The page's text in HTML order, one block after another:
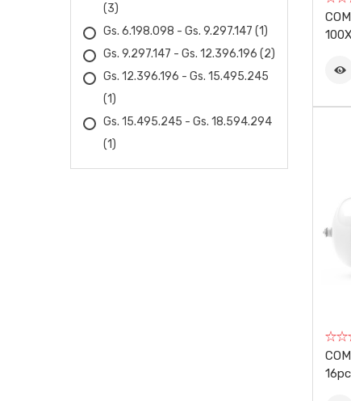
COBIX
CROMATELL
EBERLE
(3)
Gs. 6.198.098 - Gs. 9.297.147 (1)
Gs. 9.297.147 - Gs. 12.396.196 (2)
Gs. 12.396.196 - Gs. 15.495.245
(1)
Gs. 15.495.245 - Gs. 18.594.294
(1)